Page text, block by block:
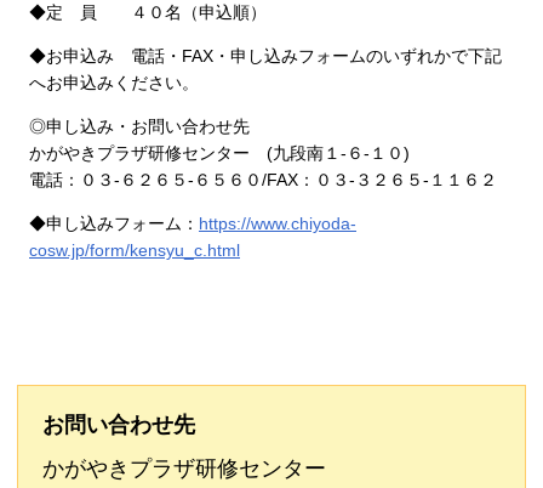
◆定 員 ４０名（申込順）
◆お申込み 電話・FAX・申し込みフォームのいずれかで下記
へお申込みください。
◎申し込み・お問い合わせ先
かがやきプラザ研修センター (九段南１-６-１０)
電話：０３-６２６５-６５６０/FAX：０３-３２６５-１１６２
◆申し込みフォーム： https://www.chiyoda-
cosw.jp/form/kensyu_c.html
お問い合わせ先
かがやきプラザ研修センター